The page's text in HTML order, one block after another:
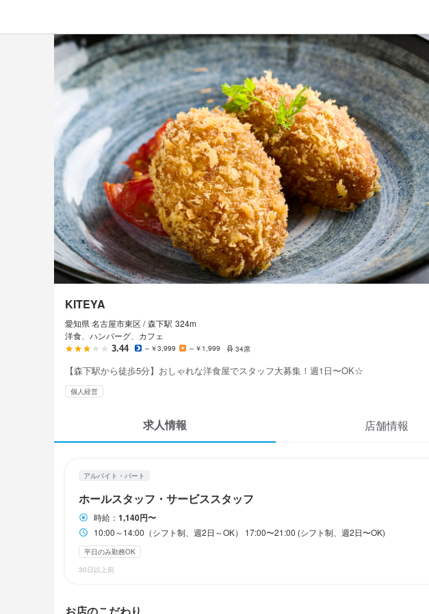
KITEYA
愛知県 名古屋市東区 / 森下駅 324m
洋食、ハンバーグ、カフェ
3.44 ～￥3,999 ～￥1,999 34席
【森下駅から徒歩5分】おしゃれな洋食屋でスタッフ大募集！週1日〜OK☆
個人経営
求人情報 店舗情報
アルバイト・パート
ホールスタッフ・サービススタッフ
時給： 1,140円〜
10:00～14:00（シフト制、週2日～OK） 17:00〜21:00 (シフト制、週2日〜OK)
平日のみ勤務OK
30日以上前
アルバイト・パート KITEYA
ホールスタッフ・サービススタッフ
ホールスタッフ・サービススタッフ
時給1,140円〜
昇給あり 交通費支給 給与手渡しOK 扶養内勤務OK
給与補足
勤務時間
17:00〜21:00  (シフト制、週2日〜OK)
ランチタイムのみ勤務OK 終電考慮あり
固定シフト制(決まった時間・曜日に働ける)
休日・休暇
平日のみ勤務OK(土日休み) 土日祝のみ勤務OK
待遇
まかない・食事補助あり
特徴